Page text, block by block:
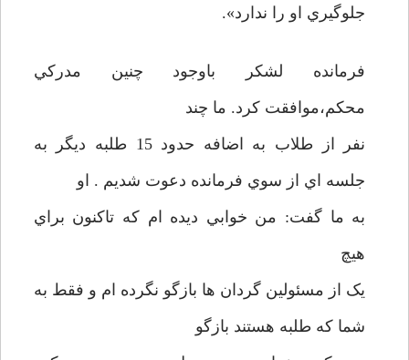
جلوگيري او را ندارد».
فرمانده لشکر باوجود چنين مدرکي
محکم،موافقت کرد. ما چند
نفر از طلاب به اضافه حدود 15 طلبه ديگر به
جلسه اي از سوي فرمانده دعوت شديم . او
به ما گفت: من خوابي ديده ام که تاکنون براي
هيچ
يک از مسئولين گردان ها بازگو نگرده ام و فقط به
شما که طلبه هستند بازگو